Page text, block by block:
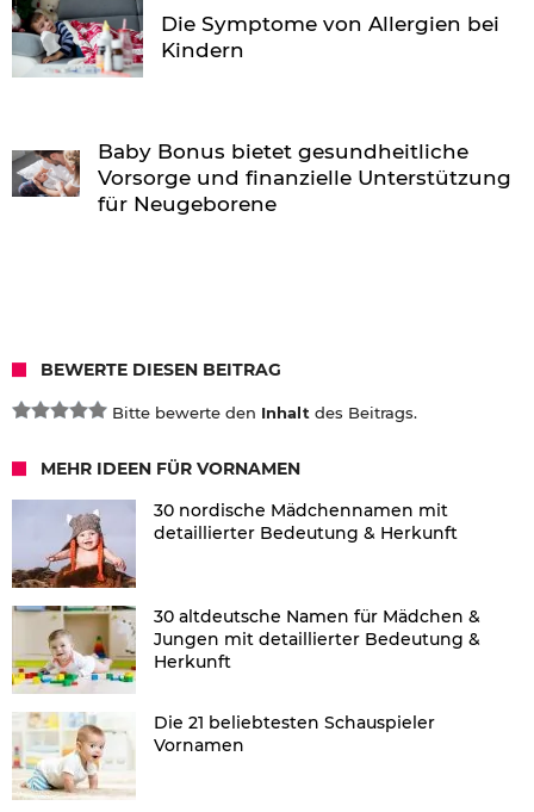
Die Symptome von Allergien bei
Kindern
Baby Bonus bietet gesundheitliche
Vorsorge und finanzielle Unterstützung
für Neugeborene
BEWERTE DIESEN BEITRAG
Bitte bewerte den Inhalt des Beitrags.
MEHR IDEEN FÜR VORNAMEN
30 nordische Mädchennamen mit
detaillierter Bedeutung & Herkunft
30 altdeutsche Namen für Mädchen &
Jungen mit detaillierter Bedeutung &
Herkunft
Die 21 beliebtesten Schauspieler
Vornamen